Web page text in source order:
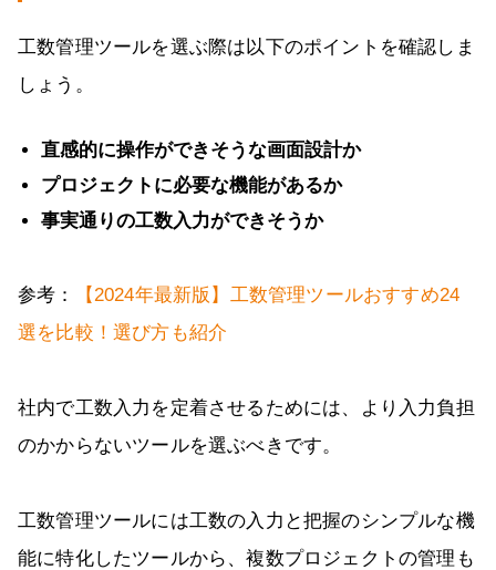
工数管理ツールを選ぶ際は以下のポイントを確認しま
しょう。
直感的に操作ができそうな画面設計か
プロジェクトに必要な機能があるか
事実通りの工数入力ができそうか
参考：
【2024年最新版】工数管理ツールおすすめ24
選を比較！選び方も紹介
社内で工数入力を定着させるためには、より入力負担
のかからないツールを選ぶべきです。
工数管理ツールには工数の入力と把握のシンプルな機
能に特化したツールから、複数プロジェクトの管理も